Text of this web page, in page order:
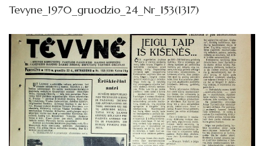
Tevyne_1970_gruodzio_24_Nr_153(1317)